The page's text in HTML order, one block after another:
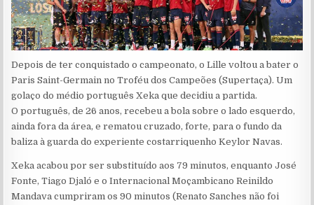
Depois de ter conquistado o campeonato, o Lille voltou a bater o
Paris Saint-Germain no Troféu dos Campeões (Supertaça). Um
golaço do médio português Xeka que decidiu a partida.
O português, de 26 anos, recebeu a bola sobre o lado esquerdo,
ainda fora da área, e rematou cruzado, forte, para o fundo da
baliza à guarda do experiente costarriquenho Keylor Navas.
Xeka acabou por ser substituído aos 79 minutos, enquanto José
Fonte, Tiago Djaló e o Internacional Moçambicano Reinildo
Mandava cumpriram os 90 minutos (Renato Sanches não foi